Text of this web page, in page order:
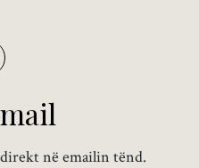
në emailin tënd.